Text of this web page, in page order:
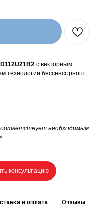
с векторным
технологии бессенсорного
необходимым
консультацию
и оплата Отзывы